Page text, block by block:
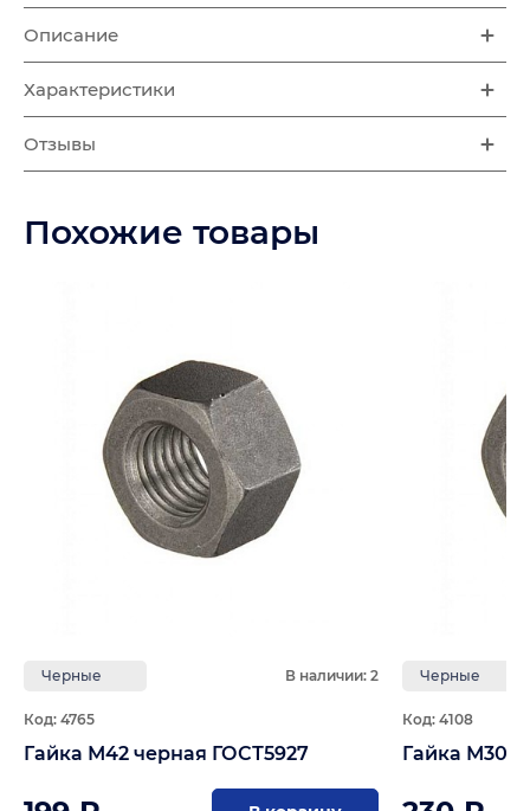
Описание
Характеристики
Отзывы
Похожие товары
Черные В наличии: 2
Код: 4765
Гайка М42 черная ГОСТ5927
Черные
Код: 4108
Гайка М30